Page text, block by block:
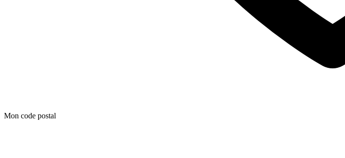
Mon code postal